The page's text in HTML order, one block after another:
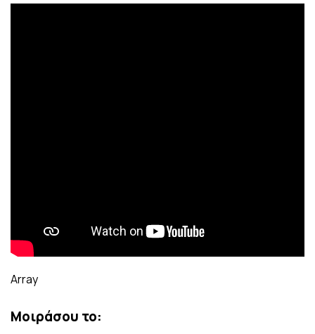
Array
Μοιράσου το: